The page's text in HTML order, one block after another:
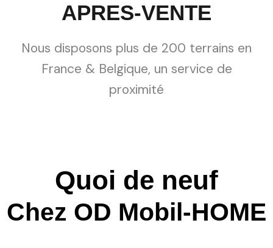
APRES-VENTE
Nous disposons plus de 200 terrains en
France & Belgique, un service de
proximité
Quoi de neuf
Chez OD Mobil-HOME